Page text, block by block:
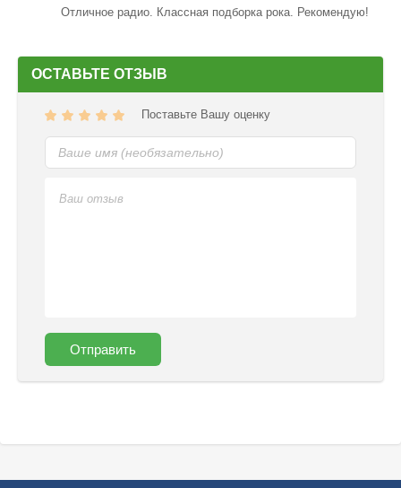
Отличное радио. Классная подборка рока. Рекомендую!
ОСТАВЬТЕ ОТЗЫВ
Поставьте Вашу оценку
Отправить